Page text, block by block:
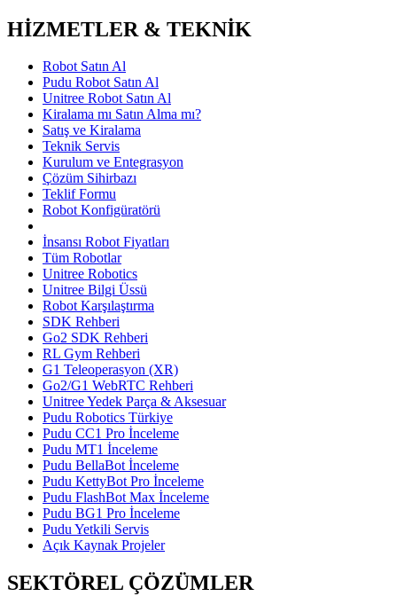
HİZMETLER & TEKNİK
Robot Satın Al
Pudu Robot Satın Al
Unitree Robot Satın Al
Kiralama mı Satın Alma mı?
Satış ve Kiralama
Teknik Servis
Kurulum ve Entegrasyon
Çözüm Sihirbazı
Teklif Formu
Robot Konfigüratörü
İnsansı Robot Fiyatları
Tüm Robotlar
Unitree Robotics
Unitree Bilgi Üssü
Robot Karşılaştırma
SDK Rehberi
Go2 SDK Rehberi
RL Gym Rehberi
G1 Teleoperasyon (XR)
Go2/G1 WebRTC Rehberi
Unitree Yedek Parça & Aksesuar
Pudu Robotics Türkiye
Pudu CC1 Pro İnceleme
Pudu MT1 İnceleme
Pudu BellaBot İnceleme
Pudu KettyBot Pro İnceleme
Pudu FlashBot Max İnceleme
Pudu BG1 Pro İnceleme
Pudu Yetkili Servis
Açık Kaynak Projeler
SEKTÖREL ÇÖZÜMLER